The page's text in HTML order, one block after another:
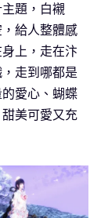
題，白襯
給人整體感
上，走在汴
走到哪都是
愛心、蝴蝶
美可愛又充